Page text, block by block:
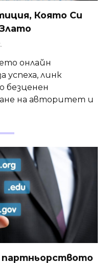
Която Си
онлайн
успеха, линк
безценен
на авторитет и